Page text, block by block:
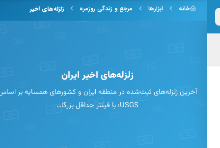
به محتوای اصلی
خانه ابزارها مرجع و زندگی روزمره زلزله‌های اخیر
زلزله‌های اخیر ایران
آخرین زلزله‌های ثبت‌شده در منطقه ایران و کشورهای همسایه بر اساس
USGS؛ با فیلتر حداقل بزرگا…